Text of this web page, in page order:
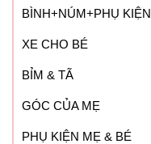
BÌNH+NÚM+PHỤ KIỆN
XE CHO BÉ
BỈM & TÃ
GÓC CỦA MẸ
PHỤ KIỆN MẸ & BÉ